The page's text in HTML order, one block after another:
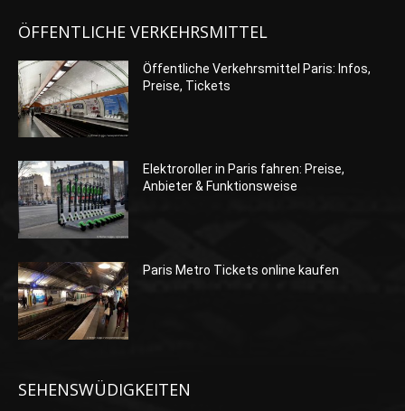
ÖFFENTLICHE VERKEHRSMITTEL
Öffentliche Verkehrsmittel Paris: Infos,
Preise, Tickets
Elektroroller in Paris fahren: Preise,
Anbieter & Funktionsweise
Paris Metro Tickets online kaufen
SEHENSWÜDIGKEITEN